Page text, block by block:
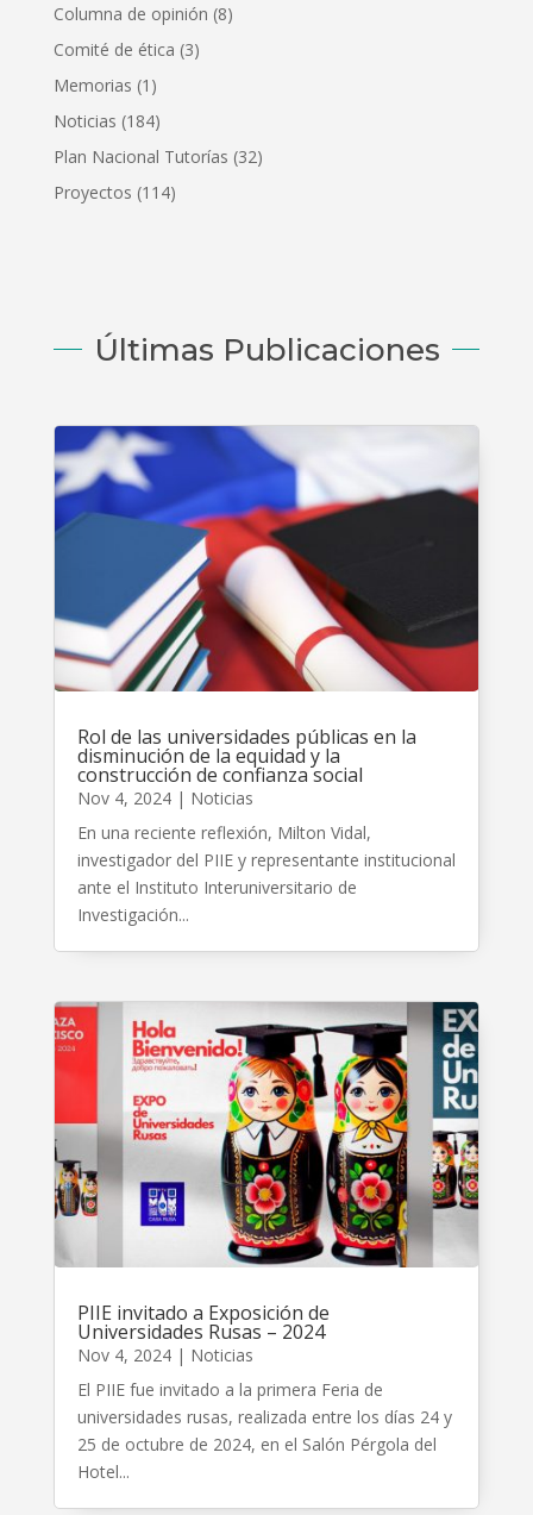
Columna de opinión (8)
Comité de ética (3)
Memorias (1)
Noticias (184)
Plan Nacional Tutorías (32)
Proyectos (114)
Últimas Publicaciones
Rol de las universidades públicas en la
disminución de la equidad y la
construcción de confianza social
Nov 4, 2024| Noticias
En una reciente reflexión, Milton Vidal,
investigador del PIIE y representante institucional
ante el Instituto Interuniversitario de
Investigación...
PIIE invitado a Exposición de
Universidades Rusas – 2024
Nov 4, 2024| Noticias
El PIIE fue invitado a la primera Feria de
universidades rusas, realizada entre los días 24 y
25 de octubre de 2024, en el Salón Pérgola del
Hotel...